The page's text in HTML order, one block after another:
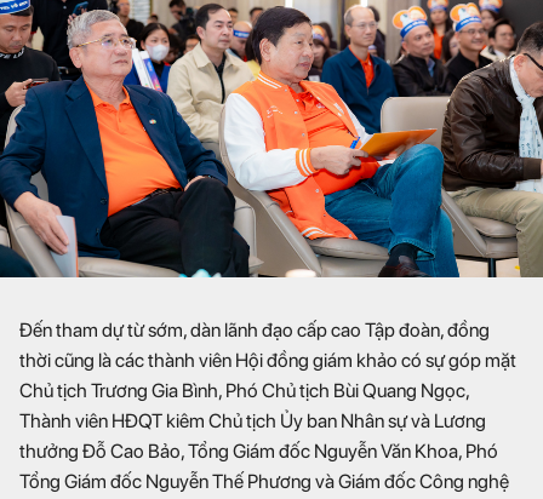
Đến tham dự từ sớm, dàn lãnh đạo cấp cao Tập đoàn, đồng
thời cũng là các thành viên Hội đồng giám khảo có sự góp mặt
Chủ tịch Trương Gia Bình, Phó Chủ tịch Bùi Quang Ngọc,
Thành viên HĐQT kiêm Chủ tịch Ủy ban Nhân sự và Lương
thưởng Đỗ Cao Bảo, Tổng Giám đốc Nguyễn Văn Khoa, Phó
Tổng Giám đốc Nguyễn Thế Phương và Giám đốc Công nghệ